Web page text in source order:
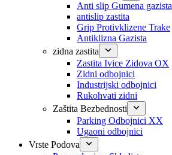
Anti slip Gumena gazista
antislip zastita
Grip Protivklizene Trake
Antiklizna Gazista
zidna zastita
Zastita Ivice Zidova OX
Zidni odbojnici
Industrijski odbojnici
Rukohvati zidni
Zaštita Bezbednosti
Parking Odbojnici XX
Ugaoni odbojnici
Vrste Podova